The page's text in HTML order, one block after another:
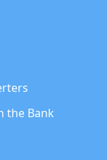
the Bank